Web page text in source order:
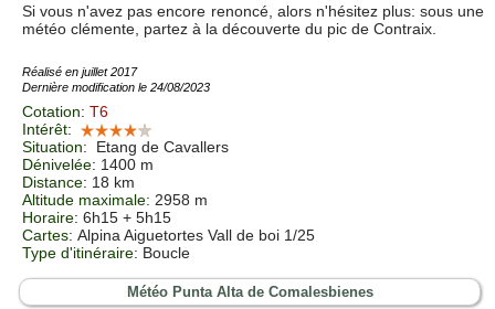
Si vous n'avez pas encore renoncé, alors n'hésitez plus: sous une
météo clémente, partez à la découverte du pic de Contraix.
Réalisé en juillet 2017
Dernière modification le 24/08/2023
Cotation: T6
Intérêt:
Situation:
Etang de Cavallers
Dénivelée: 1400 m
Distance: 18 km
Altitude maximale: 2958 m
Horaire: 6h15 + 5h15
Cartes: Alpina Aiguetortes Vall de boi 1/25
Type d'itinéraire: Boucle
Météo Punta Alta de Comalesbienes